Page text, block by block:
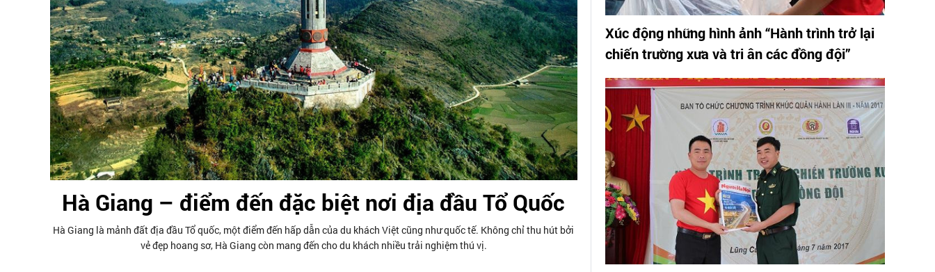
Hà Giang – điểm đến đặc biệt nơi địa đầu Tổ Quốc
Hà Giang là mảnh đất địa đầu Tổ quốc, một điểm đến hấp dẫn của du khách Việt cũng như quốc tế. Không chỉ thu hút bởi
vẻ đẹp hoang sơ, Hà Giang còn mang đến cho du khách nhiều trải nghiệm thú vị.
Xúc động những hình ảnh “Hành trình trở lại
chiến trường xưa và tri ân các đồng đội”